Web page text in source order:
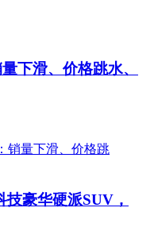
下滑、价格跳水、
豪华硬派SUV，